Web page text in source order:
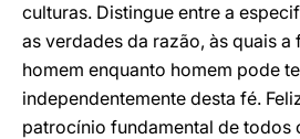
culturas. Distingue entre a
as verdades da razão, às quais a
homem enquanto homem pode
independentemente desta fé.
patrocínio fundamental de todos